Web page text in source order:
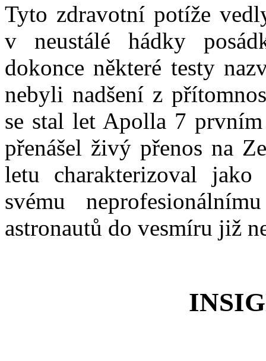
Tyto zdravotní potíže
v neustálé hádky
dokonce některé testy
nebyli nadšení z
se stal let Apolla 7
přenášel živý přenos na
letu charakterizoval
svému
astronautů do vesmíru již